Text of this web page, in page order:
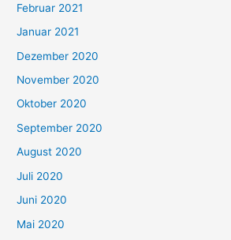
Februar 2021
Januar 2021
Dezember 2020
November 2020
Oktober 2020
September 2020
August 2020
Juli 2020
Juni 2020
Mai 2020